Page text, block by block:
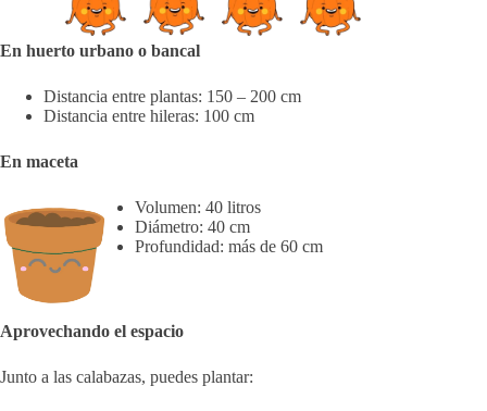
En huerto urbano o bancal
Distancia entre plantas: 150 – 200 cm
Distancia entre hileras: 100 cm
En maceta
Volumen: 40 litros
Diámetro: 40 cm
Profundidad: más de 60 cm
Aprovechando el espacio
Junto a las calabazas, puedes plantar: